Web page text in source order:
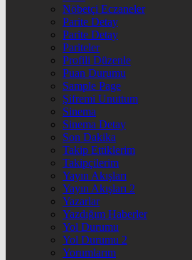
Nöbetçi Eczaneler
Parite Detay
Parite Detay
Pariteler
Profili Düzenle
Puan Durumu
Sample Page
Şifremi Unuttum
Sinema
Sinema Detay
Son Dakika
Takip Ettiklerim
Takipçilerim
Yayın Akışları
Yayın Akışları 2
Yazarlar
Yazdığım Haberler
Yol Durumu
Yol Durumu 2
Yorumlarım